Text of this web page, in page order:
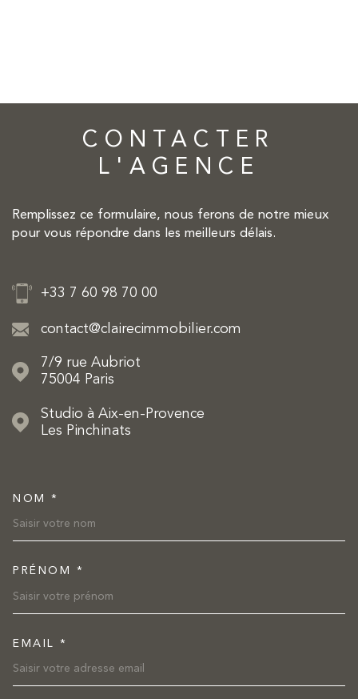
CONTACTER
L'AGENCE
Remplissez ce formulaire, nous ferons de notre mieux
pour vous répondre dans les meilleurs délais.
+33 7 60 98 70 00
contact@clairecimmobilier.com
7/9 rue Aubriot
75004
Paris
Studio à Aix-en-Provence
Les Pinchinats
NOM *
PRÉNOM *
EMAIL *